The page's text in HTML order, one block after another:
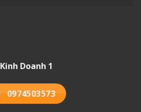
Kinh Doanh 1
0974503573